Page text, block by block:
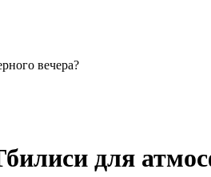
вечера?
для